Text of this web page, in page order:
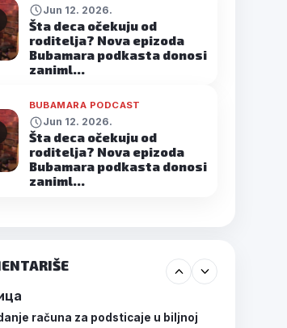
Jun 12. 2026.
Šta deca očekuju od
roditelja? Nova epizoda
Bubamara podkasta donosi
zaniml…
BUBAMARA PODCAST
Jun 12. 2026.
Šta deca očekuju od
roditelja? Nova epizoda
Bubamara podkasta donosi
zaniml…
računa za podsticaje u biljnoj